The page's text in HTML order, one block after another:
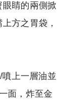
睛的兩側掀
方之胃袋，
上一層油並
面，炸至金